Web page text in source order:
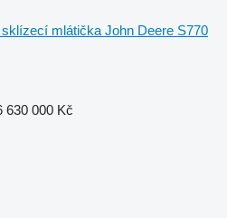
sklízecí mlátička John Deere S770
630 000 Kč